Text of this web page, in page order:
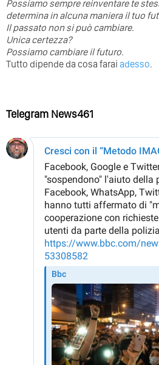
Possiamo sempre reinventare te
determina in alcuna maniera il tuo
⁣Il passato non si può cambiare.
Unica certezza?
Possiamo cambiare il futuro.
Tutto dipende da cosa farai adesso.
Telegram News461